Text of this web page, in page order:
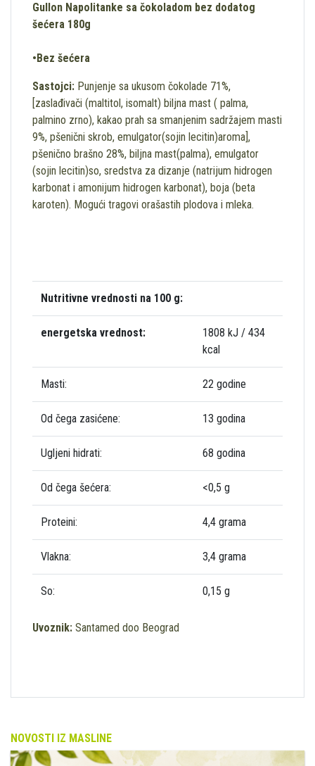
Gullon Napolitanke sa čokoladom bez dodatog
šećera 180g
•Bez šećera
Sastojci: Punjenje sa ukusom čokolade 71%,
[zaslađivači (maltitol, isomalt) biljna mast ( palma,
palmino zrno), kakao prah sa smanjenim sadržajem masti
9%, pšenični skrob, emulgator(sojin lecitin)aroma],
pšenično brašno 28%, biljna mast(palma), emulgator
(sojin lecitin)so, sredstva za dizanje (natrijum hidrogen
karbonat i amonijum hidrogen karbonat), boja (beta
karoten). Mogući tragovi orašastih plodova i mleka.
Nutritivne vrednosti na 100 g:
energetska vrednost:
1808 kJ / 434
kcal
Masti: 22 godine
Od čega zasićene: 13 godina
Ugljeni hidrati: 68 godina
Od čega šećera: <0,5 g
Proteini: 4,4 grama
Vlakna: 3,4 grama
So: 0,15 g
Uvoznik: Santamed doo Beograd
NOVOSTI IZ MASLINE